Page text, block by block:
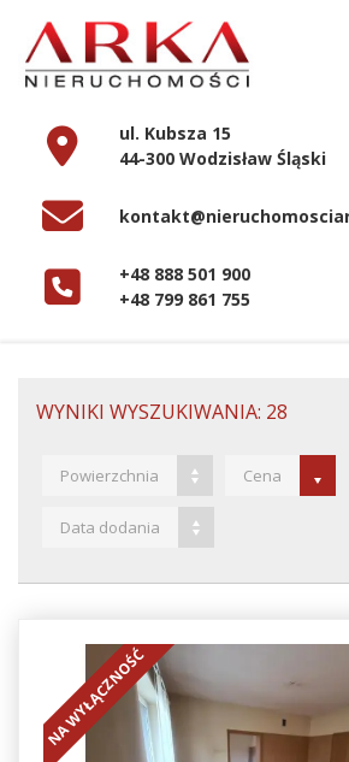
ul. Kubsza 15
44-300 Wodzisław Śląski
+48 888 501 900
+48 799 861 755
WYNIKI WYSZUKIWANIA: 28
Powierzchnia Cena
Data dodania
NA WYŁĄCZNOŚĆ